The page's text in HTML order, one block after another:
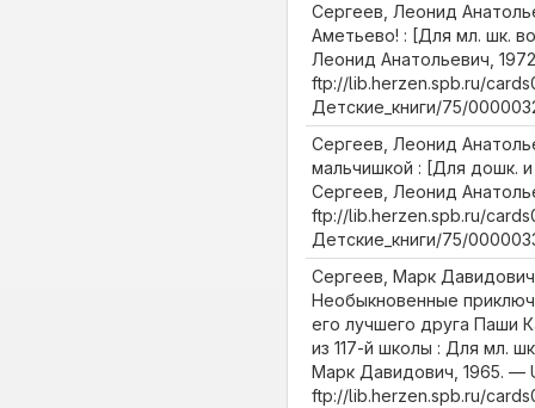
Сергеев, Леонид
Аметьево! : [Для мл. шк.
Леонид Анатольевич,
ftp://lib.herzen.spb.ru/
Детские_книги/75/
Сергеев, Леонид
мальчишкой : [Для дошк.
Сергеев, Леонид
ftp://lib.herzen.spb.ru/
Детские_книги/75/
Сергеев, Марк
Необыкновенные
его лучшего друга Паши
из 117-й школы : Для мл.
Марк Давидович, 1965. —
ftp://lib.herzen.spb.ru/